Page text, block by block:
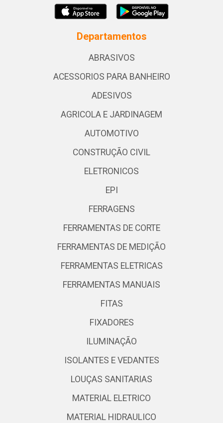
Departamentos
ABRASIVOS
ACESSORIOS PARA BANHEIRO
ADESIVOS
AGRICOLA E JARDINAGEM
AUTOMOTIVO
CONSTRUÇÃO CIVIL
ELETRONICOS
EPI
FERRAGENS
FERRAMENTAS DE CORTE
FERRAMENTAS DE MEDIÇÃO
FERRAMENTAS ELETRICAS
FERRAMENTAS MANUAIS
FITAS
FIXADORES
ILUMINAÇÃO
ISOLANTES E VEDANTES
LOUÇAS SANITARIAS
MATERIAL ELETRICO
MATERIAL HIDRAULICO